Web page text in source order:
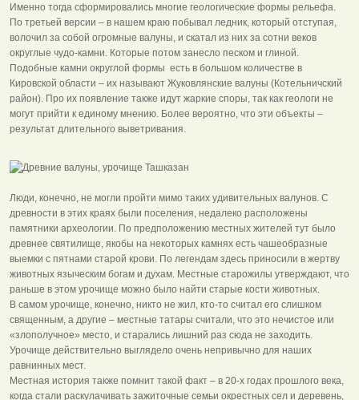
Именно тогда сформировались многие геологические формы рельефа.
По третьей версии – в нашем краю побывал ледник, который отступая,
волочил за собой огромные валуны, и скатал из них за сотни веков
округлые чудо-камни. Которые потом занесло песком и глиной.
Подобные камни округлой формы есть в большом количестве в
Кировской области – их называют Жуковлянские валуны (Котельничский
район). Про их появление также идут жаркие споры, так как геологи не
могут прийти к единому мнению. Более вероятно, что эти объекты –
результат длительного выветривания.
Люди, конечно, не могли пройти мимо таких удивительных валунов. С
древности в этих краях были поселения, недалеко расположены
памятники археологии. По предположению местных жителей тут было
древнее святилище, якобы на некоторых камнях есть чашеобразные
выемки с пятнами старой крови. По легендам здесь приносили в жертву
животных языческим богам и духам. Местные старожилы утверждают, что
раньше в этом урочище можно было найти старые кости животных.
В самом урочище, конечно, никто не жил, кто-то считал его слишком
священным, а другие – местные татары считали, что это нечистое или
«злополучное» место, и старались лишний раз сюда не заходить.
Урочище действительно выглядело очень непривычно для наших
равнинных мест.
Местная история также помнит такой факт – в 20-х годах прошлого века,
когда стали раскулачивать зажиточные семьи окрестных сел и деревень,